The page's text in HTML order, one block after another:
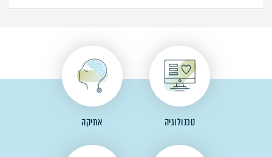
טכנולוגיה אתיקה